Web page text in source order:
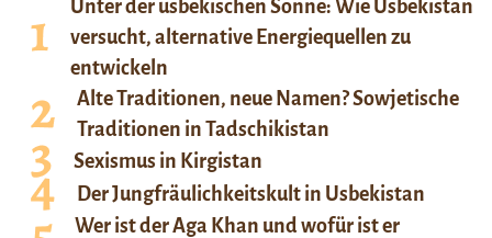
Unter der usbekischen Sonne: Wie Usbekistan
versucht, alternative Energiequellen zu
entwickeln
Alte Traditionen, neue Namen? Sowjetische
Traditionen in Tadschikistan
Sexismus in Kirgistan
Der Jungfräulichkeitskult in Usbekistan
Wer ist der Aga Khan und wofür ist er